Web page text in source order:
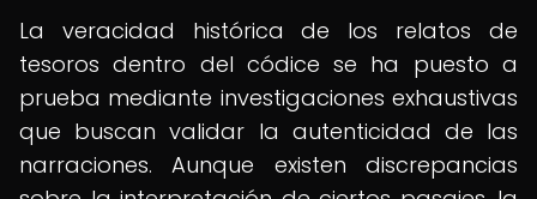
La veracidad histórica de los relatos de
tesoros dentro del códice se ha puesto a
prueba mediante investigaciones exhaustivas
que buscan validar la autenticidad de las
narraciones. Aunque existen discrepancias